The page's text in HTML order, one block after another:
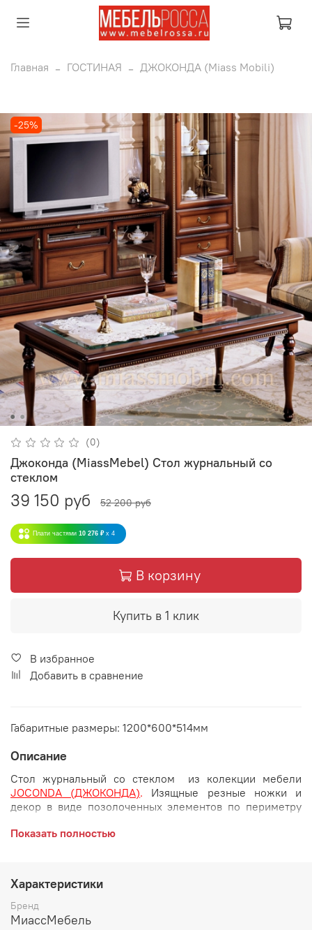
Главная ГОСТИНАЯ ДЖОКОНДА (Miass Mobili)
-25%
(0)
Джоконда (MiassMebel) Стол журнальный со
стеклом
39 150 руб 52 200 руб
Плати частями 10 276 ₽ x 4
В корзину
Купить в 1 клик
В избранное
Добавить в сравнение
Габаритные размеры: 1200*600*514мм
Описание
Стол журнальный со стеклом из колекции мебели
JOCONDA (ДЖОКОНДА). Изящные резные ножки и
декор в виде позолоченных элементов по периметру
высота 514 мм
Показать полностью
Характеристики
Бренд
МиассМебель